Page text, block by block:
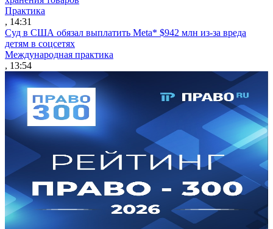
Практика
, 14:31
Суд в США обязал выплатить Meta* $942 млн из-за вреда
детям в соцсетях
Международная практика
, 13:54